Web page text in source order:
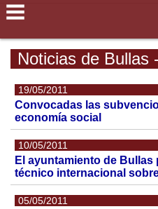
Noticias de Bullas
19/05/2011
Convocadas las
economía social
10/05/2011
El ayuntamiento de
técnico internacional
05/05/2011